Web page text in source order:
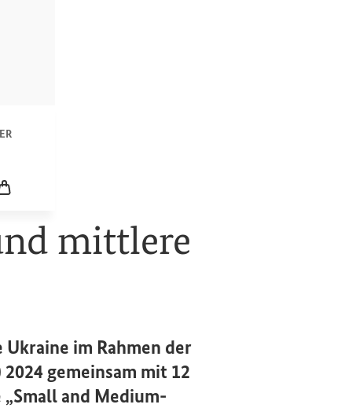
Warenkorb
mittlere
im Rahmen der
2024 gemeinsam mit 12
Small and Medium-